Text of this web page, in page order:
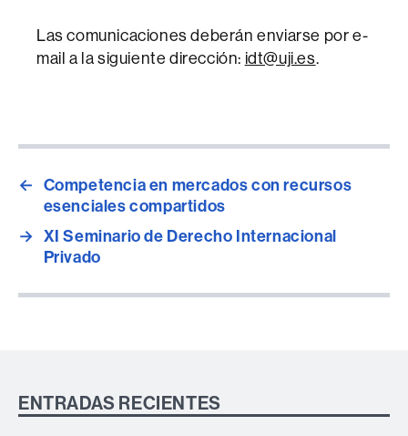
Las comunicaciones deberán enviarse por e-
mail a la siguiente dirección: idt@uji.es.
← Competencia en mercados con recursos
esenciales compartidos
→ XI Seminario de Derecho Internacional
Privado
ENTRADAS RECIENTES